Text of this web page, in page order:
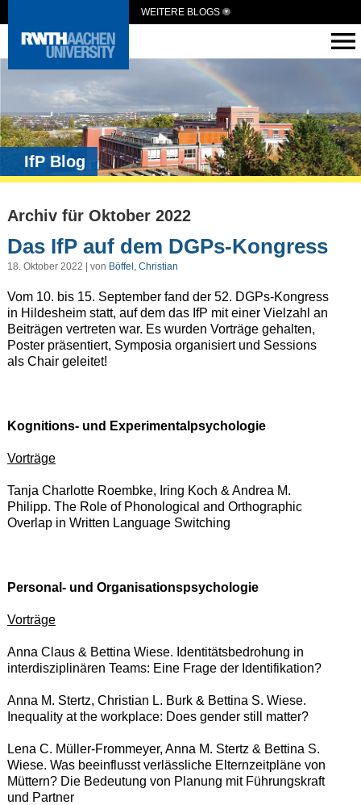
WEITERE BLOGS
IfP Blog
Archiv für Oktober 2022
Das IfP auf dem DGPs-Kongress
18. Oktober 2022 | von Böffel, Christian
Vom 10. bis 15. September fand der 52. DGPs-Kongress
in Hildesheim statt, auf dem das IfP mit einer Vielzahl an
Beiträgen vertreten war. Es wurden Vorträge gehalten,
Poster präsentiert, Symposia organisiert und Sessions
als Chair geleitet!
Kognitions- und Experimentalpsychologie
Vorträge
Tanja Charlotte Roembke, Iring Koch & Andrea M.
Philipp. The Role of Phonological and Orthographic
Overlap in Written Language Switching
Personal- und Organisationspsychologie
Vorträge
Anna Claus & Bettina Wiese. Identitätsbedrohung in
interdisziplinären Teams: Eine Frage der Identifikation?
Anna M. Stertz, Christian L. Burk & Bettina S. Wiese.
Inequality at the workplace: Does gender still matter?
Lena C. Müller-Frommeyer, Anna M. Stertz & Bettina S.
Wiese. Was beeinflusst verlässliche Elternzeitpläne von
Müttern? Die Bedeutung von Planung mit Führungskraft
und Partner